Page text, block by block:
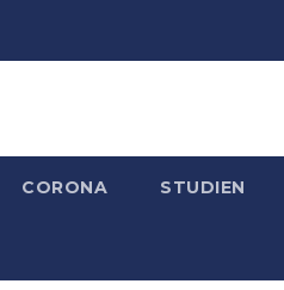
CORONA STUDIEN